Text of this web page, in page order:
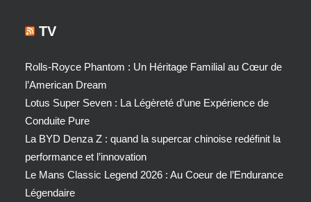
TV
Rolls-Royce Phantom : Un Héritage Familial au Cœur de
l’American Dream
Lotus Super Seven : La Légèreté d’une Expérience de
Conduite Pure
La BYD Denza Z : quand la supercar chinoise redéfinit la
performance et l’innovation
Le Mans Classic Legend 2026 : Au Coeur de l’Endurance
Légendaire